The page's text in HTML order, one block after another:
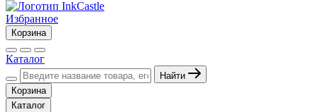
Избранное
Корзина
Каталог
Найти
Корзина
Каталог